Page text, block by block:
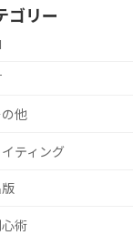
ゴリー
他
ティング
術